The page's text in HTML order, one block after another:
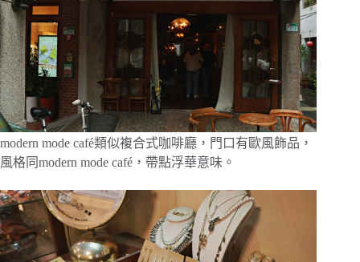
modern mode café類似複合式咖啡廳，門口有歐風飾品，
風格同modern mode café，帶點浮華意味。